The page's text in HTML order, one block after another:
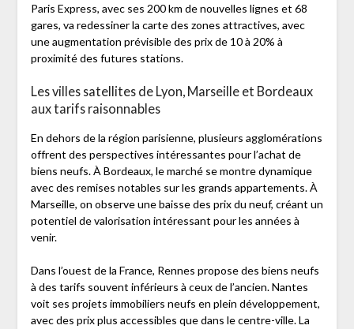
Paris Express, avec ses 200 km de nouvelles lignes et 68
gares, va redessiner la carte des zones attractives, avec
une augmentation prévisible des prix de 10 à 20% à
proximité des futures stations.
Les villes satellites de Lyon, Marseille et Bordeaux
aux tarifs raisonnables
En dehors de la région parisienne, plusieurs agglomérations
offrent des perspectives intéressantes pour l’achat de
biens neufs. À Bordeaux, le marché se montre dynamique
avec des remises notables sur les grands appartements. À
Marseille, on observe une baisse des prix du neuf, créant un
potentiel de valorisation intéressant pour les années à
venir.
Dans l’ouest de la France, Rennes propose des biens neufs
à des tarifs souvent inférieurs à ceux de l’ancien. Nantes
voit ses projets immobiliers neufs en plein développement,
avec des prix plus accessibles que dans le centre-ville. La